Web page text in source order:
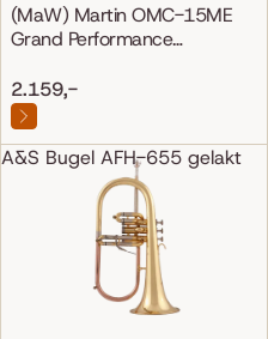
(MaW) Martin OMC-15ME
Grand Performance
2.159,-
A&S Bugel AFH-655 gelakt